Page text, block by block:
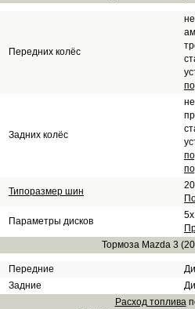
Передних колёс
Задних колёс
Типоразмер шин
Параметры дисков
Тормоза Mazda 3
Передние
Задние
Расход топлива